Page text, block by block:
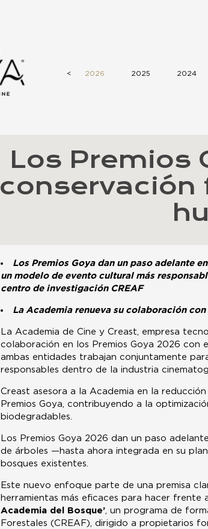
< 2026 2025 2024
Los Premios
conservación
Los Premios Goya dan un paso adelante
un modelo de evento cultural más
centro de investigación CREAF
La Academia renueva su colaboración
La Academia de Cine y Creast, empresa
colaboración en los Premios Goya 2026 con
ambas entidades trabajan conjuntamente
responsables dentro de la industria
Creast asesora a la Academia en la
Premios Goya, contribuyendo a la
biodegradables.
Los Premios Goya 2026 dan un paso
de árboles —hasta ahora integrada en su
bosques existentes.
Este nuevo enfoque parte de una premisa
herramientas más eficaces para hacer frente
Academia del Bosque’, un programa de
Forestales (CREAF), dirigido a propietarios